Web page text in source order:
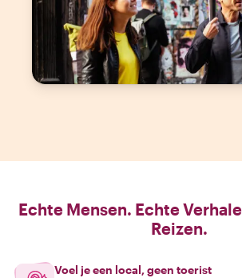
Echte Mensen. Echte
Reizen.
Voel je een local, geen toerist